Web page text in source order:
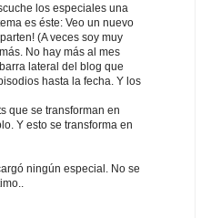
los especiales una
es éste: Veo un nuevo
(A veces soy muy
No hay más al mes
lateral del blog que
hasta la fecha. Y los
que se transforman en
Y esto se transforma en
ningún especial. No se